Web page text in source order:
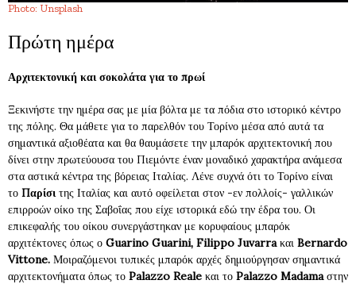
Photo: Unsplash
Πρώτη ημέρα
Αρχιτεκτονική και σοκολάτα για το πρωί
Ξεκινήστε την ημέρα σας με μία βόλτα με τα πόδια στο ιστορικό κέντρο
της πόλης. Θα μάθετε για το παρελθόν του Τορίνο μέσα από αυτά τα
σημαντικά αξιοθέατα και θα θαυμάσετε την μπαρόκ αρχιτεκτονική που
δίνει στην πρωτεύουσα του Πιεμόντε έναν μοναδικό χαρακτήρα ανάμεσα
στα αστικά κέντρα της βόρειας Ιταλίας. Λένε συχνά ότι το Τορίνο είναι
το Παρίσιτης Ιταλίας και αυτό οφείλεται στον -εν πολλοίς- γαλλικών
επιρροών οίκο της Σαβοΐας που είχε ιστορικά εδώ την έδρα του. Οι
επικεφαλής του οίκου συνεργάστηκαν με κορυφαίους μπαρόκ
αρχιτέκτονες όπως ο Guarino Guarini, Filippo Juvarraκαι Bernardo
Vittone. Μοιραζόμενοι τυπικές μπαρόκ αρχές δημιούργησαν σημαντικά
αρχιτεκτονήματα όπως το Palazzo Reale και το Palazzo Madamaστην